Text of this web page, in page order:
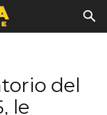
del
le